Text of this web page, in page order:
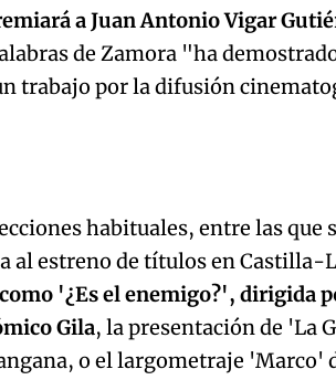
a Juan Antonio Vigar
de Zamora "ha
trabajo por la difusión
habituales, entre las que
al estreno de títulos en Castilla-
'¿Es el enemigo?', dirigida
Gila, la presentación de 'La
o el largometraje 'Marco'